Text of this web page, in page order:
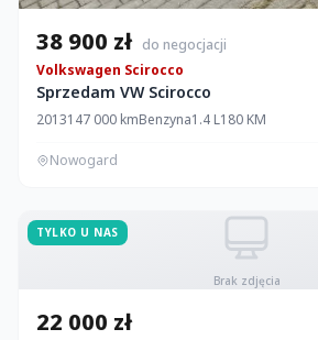
38 900 zł do negocjacji
Volkswagen Scirocco
Sprzedam VW Scirocco
2013147 000 kmBenzyna1.4 L180 KM
Nowogard
Brak zdjęcia
TYLKO U NAS
22 000 zł